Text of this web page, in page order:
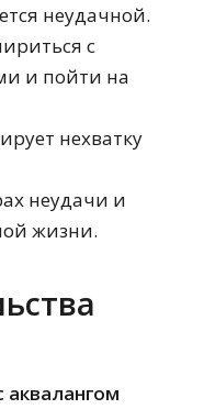
неудачной.
с
и пойти на
нехватку
неудачи и
жизни.
аквалангом